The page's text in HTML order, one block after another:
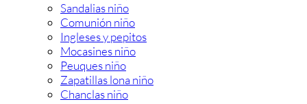
Sandalias niño
Comunión niño
Ingleses y pepitos
Mocasines niño
Peuques niño
Zapatillas lona niño
Chanclas niño